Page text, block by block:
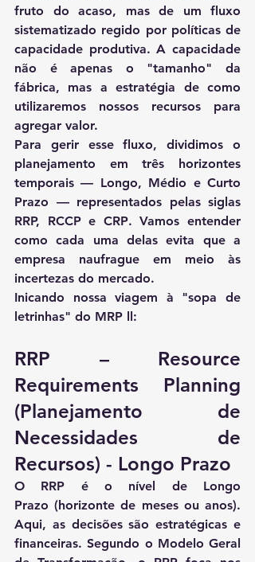
fruto do acaso, mas de um fluxo
sistematizado regido por políticas de
capacidade produtiva. A capacidade
não é apenas o "tamanho" da
fábrica, mas a estratégia de como
utilizaremos nossos recursos para
agregar valor.
Para gerir esse fluxo, dividimos o
planejamento em três horizontes
temporais — Longo, Médio e Curto
Prazo
RRP, RCCP e CRP. Vamos entender
como cada uma delas evita que a
empresa naufrague em meio às
incertezas do mercado.
Inicando nossa viagem à "sopa de
letrinhas" do MRP ll:
RRP – Resource
Requirements Planning
(Planejamento de
Necessidades de
Recursos) - Longo Prazo
O RRP é o nível de Longo
Prazo (horizonte de meses ou anos).
Aqui, as decisões são estratégicas e
financeiras. Segundo o Modelo Geral